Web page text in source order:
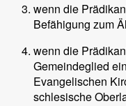
wenn die
Befähigung zum
wenn die
Gemeindeglied
Evangelischen
schlesische